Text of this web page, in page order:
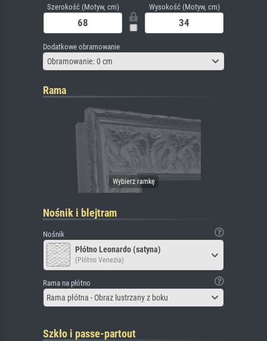
Szerokość (Motyw, cm) Wysokość (Motyw, cm)
Dodatkowe obramowanie
Obramowanie: 0 cm
Rama
Nośnik i blejtram
Nośnik
Płótno Leonardo (satyna)
(Płótno Venezia)
Rama na płótno
Rama płótna - Obraz lustrzany z boku
Szkło i passe-partout